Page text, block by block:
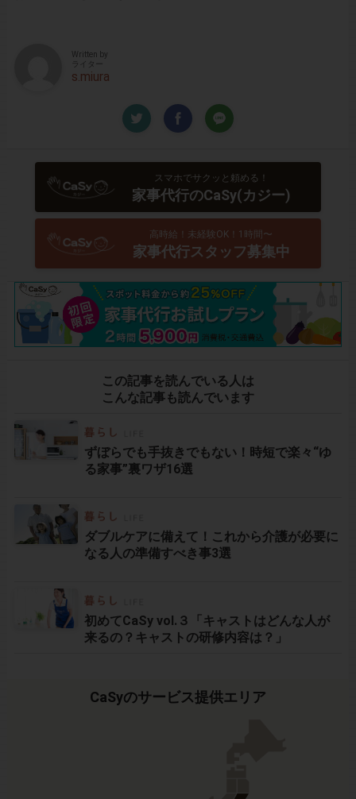
Written by
ライター
s.miura
スマホでサクッと頼める！
家事代行のCaSy(カジー)
高時給！未経験OK！1時間〜
家事代行スタッフ募集中
この記事を読んでいる人は
こんな記事も読んでいます
ずぼらでも手抜きでもない！時短で楽々“ゆ
る家事”裏ワザ16選
ダブルケアに備えて！これから介護が必要に
なる人の準備すべき事3選
初めてCaSy vol.３「キャストはどんな人が
来るの？キャストの研修内容は？」
CaSyのサービス提供エリア